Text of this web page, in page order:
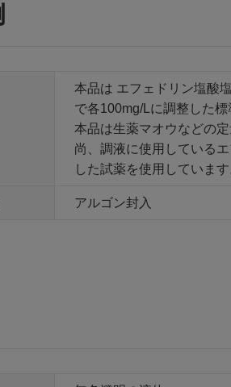
本品は エフェドリン塩酸
で各100mg/Lに調整した標
本品は生薬マオウなどの
尚、調液に使用している
した試薬を使用しています
アルゴン封入